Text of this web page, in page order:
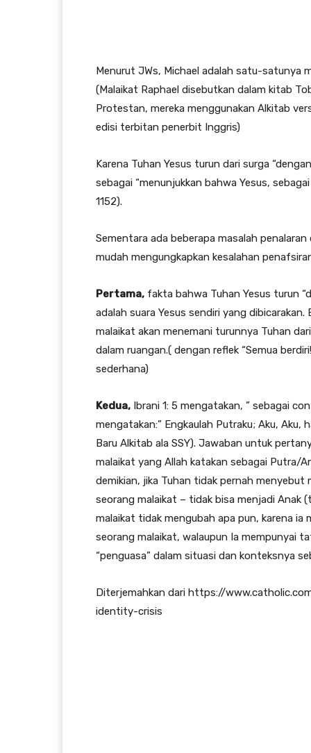
Menurut JWs, Michael adalah satu-satunya
(Malaikat Raphael disebutkan dalam kitab
Protestan, mereka menggunakan Alkitab
edisi terbitan penerbit Inggris)
Karena Tuhan Yesus turun dari surga
sebagai “menunjukkan bahwa Yesus,
1152).
Sementara ada beberapa masalah
mudah mengungkapkan kesalahan
Pertama, fakta bahwa Tuhan Yesus turun
adalah suara Yesus sendiri yang
malaikat akan menemani turunnya Tuhan
dalam ruangan.( dengan reflek “Semua
sederhana)
Kedua, Ibrani 1: 5 mengatakan, ” sebagai
mengatakan:” Engkaulah Putraku; Aku, Aku,
Baru Alkitab ala SSY). Jawaban untuk
malaikat yang Allah katakan sebagai Putra/
demikian, jika Tuhan tidak pernah menyebut
seorang malaikat – tidak bisa menjadi Anak
malaikat tidak mengubah apa pun, karena
seorang malaikat, walaupun Ia mempunyai
“penguasa” dalam situasi dan konteksnya
Diterjemahkan dari https://
identity-crisis